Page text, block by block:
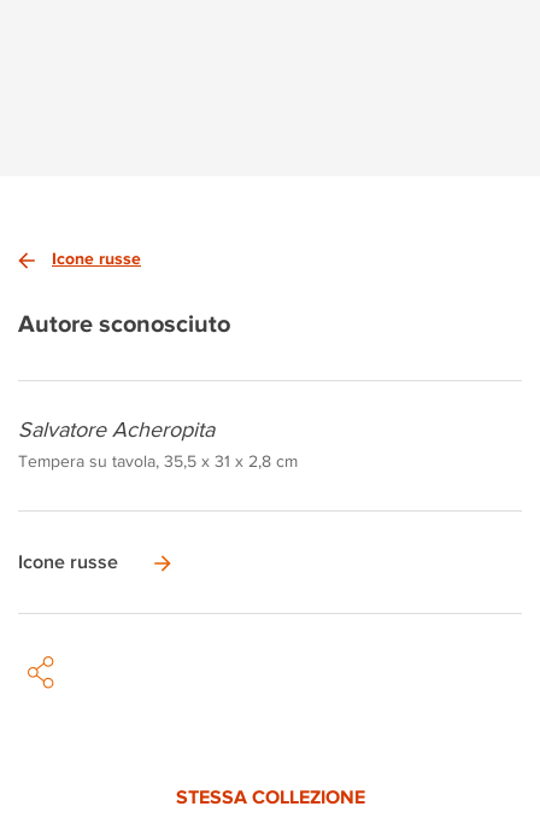
Icone russe
Autore sconosciuto
Salvatore Acheropita
Tempera su tavola, 35,5 x 31 x 2,8 cm
Icone russe
STESSA COLLEZIONE